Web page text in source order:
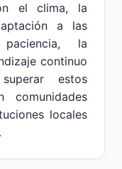
el clima, la
a las
la
continuo
estos
comunidades
locales